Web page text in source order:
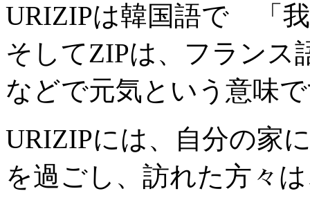
URIZIPは韓国語で 「
そしてZIPは、フランス
などで元気という意味
URIZIPには、自分の家
を過ごし、訪れた方々